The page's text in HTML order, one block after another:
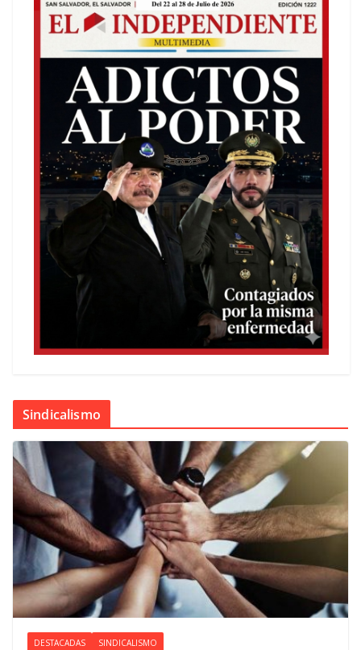
Sindicalismo
DESTACADAS SINDICALISMO